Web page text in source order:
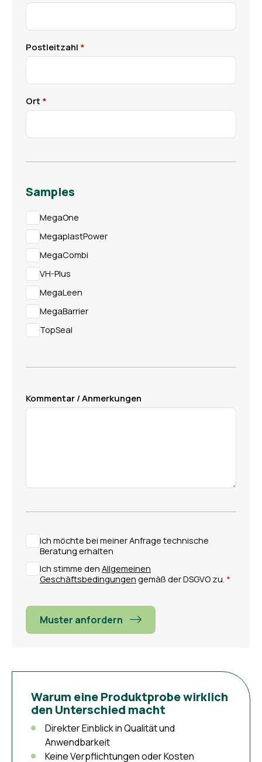
Postleitzahl
Ort
Samples
MegaOne
MegaplastPower
MegaCombi
VH-Plus
MegaLeen
MegaBarrier
TopSeal
Kommentar / Anmerkungen
Ich möchte bei meiner Anfrage technische
Beratung erhalten
Ich stimme den Allgemeinen
Geschäftsbedingungen gemäß der DSGVO zu.
Muster anfordern
Warum eine Produktprobe wirklich
den Unterschied macht
Direkter Einblick in Qualität und
Anwendbarkeit
Keine Verpflichtungen oder Kosten